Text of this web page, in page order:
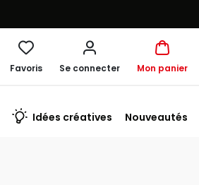
Favoris Se connecter Mon panier
Idées créatives Nouveautés